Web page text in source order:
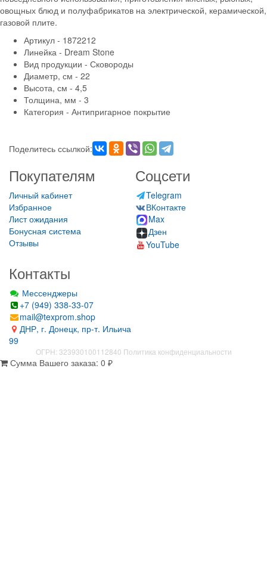
овощных блюд и полуфабрикатов на электрической, керамической,
газовой плите.
Артикул - 1872212
Линейка - Dream Stone
Вид продукции - Сковороды
Диаметр, см - 22
Высота, см - 4,5
Толщина, мм - 3
Категория - Антипригарное покрытие
Поделитесь ссылкой:
Покупателям
Личный кабинет
Избранное
Лист ожидания
Бонусная система
Отзывы
Соцсети
Telegram
ВКонтакте
Max
Дзен
YouTube
Контакты
Мессенджеры
+7 (949) 338-33-07
mail@texprom.shop
ДНР, г. Донецк, пр-т. Ильича
99
ОГРН: 323930100112840 Политика конфиденциальности
Сумма Вашего заказа: 0 ₽